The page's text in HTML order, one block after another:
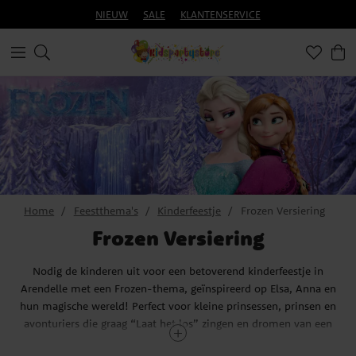
NIEUW SALE KLANTENSERVICE
Home Feestthema's Kinderfeestje Frozen Versiering
Frozen Versiering
Nodig de kinderen uit voor een betoverend kinderfeestje in
Arendelle met een Frozen-thema, geïnspireerd op Elsa, Anna en
hun magische wereld! Perfect voor kleine prinsessen, prinsen en
avonturiers die graag “Laat het los” zingen en dromen van een
sprookjesachtig winteravontuur.